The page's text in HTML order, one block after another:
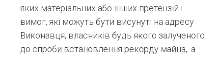
яких матеріальних або інших претензій і
вимог, які можуть бути висунуті на адресу
Виконавця, власників будь якого залученого
до спроби встановлення рекорду майна, а